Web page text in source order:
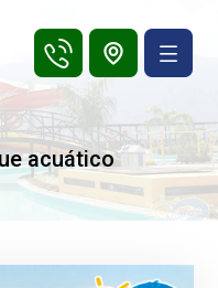
acuático